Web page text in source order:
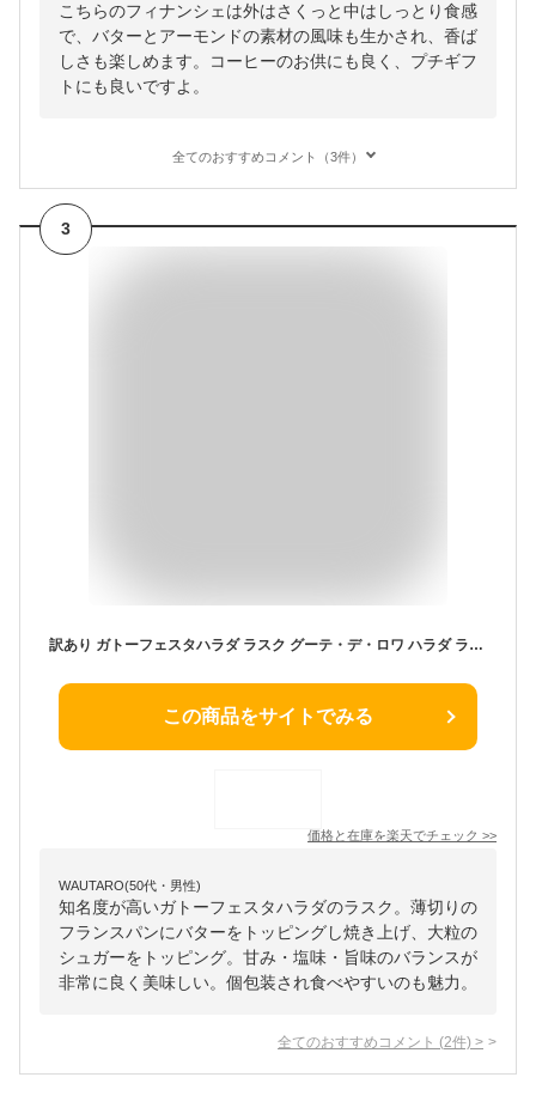
こちらのフィナンシェは外はさくっと中はしっとり食感
で、バターとアーモンドの素材の風味も生かされ、香ば
しさも楽しめます。コーヒーのお供にも良く、プチギフ
トにも良いですよ。
全てのおすすめコメント（3件）
3
訳あり ガトーフェスタハラダ ラスク グーテ・デ・ロワ ハラダ ラスク 割れ お配り 自宅用 ポスト投函 1袋から お菓子
この商品をサイトでみる
価格と在庫を楽天でチェック >>
WAUTARO(50代・男性)
知名度が高いガトーフェスタハラダのラスク。薄切りの
フランスパンにバターをトッピングし焼き上げ、大粒の
シュガーをトッピング。甘み・塩味・旨味のバランスが
非常に良く美味しい。個包装され食べやすいのも魅力。
全てのおすすめコメント (2件) >